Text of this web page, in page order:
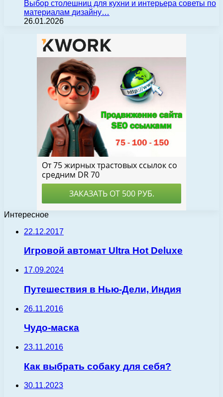
Выбор столешниц для кухни и интерьера советы по
материалам дизайну…
26.01.2026
Интересное
22.12.2017
Игровой автомат Ultra Hot Deluxe
17.09.2024
Путешествия в Нью-Дели, Индия
26.11.2016
Чудо-маска
23.11.2016
Как выбрать собаку для себя?
30.11.2023